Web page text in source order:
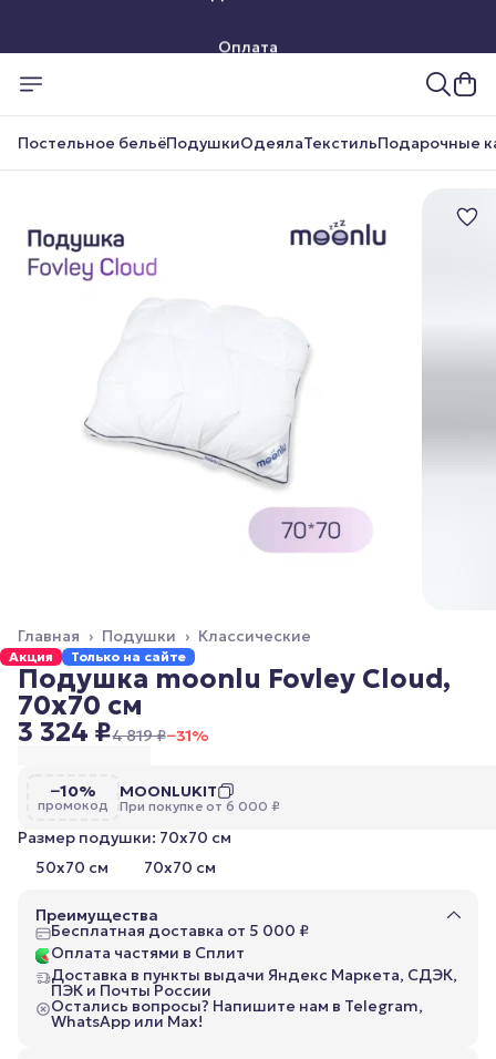
Постельное бельёПодушкиОдеялаТекстильПодарочные
Классические
Подушки ›
Главная ›
Акция Только на сайте
Подушка moonlu Fovley Cloud,
70x70 см
3 324 ₽4 819 ₽−31%
−10%
промокод
MOONLUKIT
При покупке от 6 000 ₽
Размер подушки: 70x70 см
50x70 см
70x70 см
Преимущества
Бесплатная доставка от 5 000 ₽
Оплата частями в Сплит
Доставка в пункты выдачи Яндекс Маркета, СДЭК,
ПЭК и Почты России
Остались вопросы? Напишите нам в Telegram,
WhatsApp или Max!